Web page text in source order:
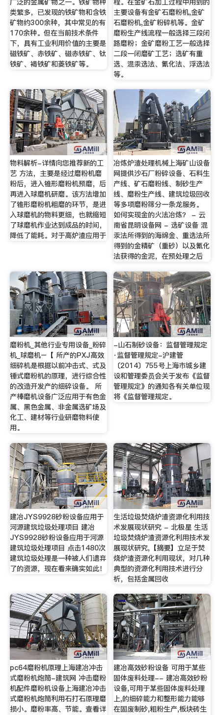
类繁多，已发现的铁矿物和含铁
矿物约300余种，其中常见的有
170余种。但在当前技术条件
下，具有工业利用价值的主要是
磁铁矿、赤铁矿、磁赤铁矿、钛
铁矿、褐铁矿和菱铁矿等。
主要设备有金矿石磨粉机,金矿
石磨粉机,金矿粉碎机等。金矿
磨粉生产线流程一般选择三段闭
路磨粉；金矿磨粉工艺一般选择
二段一闭磨矿工艺；选矿有重
选、混汞选法、氰化法、浮选法
等。
物料解析-详情向您推荐新的工
艺 方法，主要是经过磨粉机磨
粉后，进入锥形磨粉机预磨，后
再进入球磨机研磨。该方法增加
了锥形磨粉机粗磨的环节，是进
入球磨机的物料更细，也就缩短
了球磨机作业达到成品的时间，
降低了能耗。对于高炉渣应用于
冶炼炉渣处理机械上海矿山设备
网提供沙石厂粉碎设备、石料生
产线、矿石磨粉线、制砂生产
线、磨粉生产线、建筑垃圾回收
等多项磨粉筛分一条龙服务。
如何实现金的火法冶炼？ - 云
南省昆明设备网 - 选矿设备 混
汞法所得到的海绵金、重选法所
得到的金精矿（重砂）以及氰化
法获得的金泥，在预处理之后
磨粉机_其他行业专用设备_粉碎
机_球磨机–【 所产的PXJ高效
细碎机是根据以前冲击式、式及
锤式磨粉机的原理，进行综合性
的改造开发产的细碎设备。 所
产棒磨机设备广泛应用于有色金
属、黑色金属、非金属选矿场及
化工、建材等行业研磨物料使
用。
-山石制砂设备：监督管理规定
·监督管理规定-沪建管
〔2014〕755号上海市城乡建
设和管理委员会关于发布《监督
管理规定》的通知各有关单位现
将《监督管理规定。
建冶JYS9928砂粉设备应用于
河源建筑垃圾处理项目 建冶
JYS9928砂粉设备应用于河源
建筑垃圾处理项目 点击1480次
建筑垃圾处理是一种被人们遗弃
了的资源，现在看来确实如此！
生活垃圾焚烧炉渣资源化利用技
术发展现状研究 - 北极星 生活
垃圾焚烧炉渣资源化利用技术发
展现状研究,【摘要】立足于焚
烧炉渣资源化利用现状，对几种
典型的资源化利用技术进行分
析，包括金属回收
pc64磨粉机原理上海建冶冲击
式磨粉机炮筒-建筑网 冲击磨粉
机配件磨粉机设备上海建冶冲击
式磨粉机炮筒利用石打石原理磨
损小。磨粉率高、节能。查看详
建冶高效砂粉设备 可用于某些
固体废料处理-- 建冶高效砂粉
设备,可用于某些固体废料处理
上,的细碎能力和整形能力能够
在固废制砂,粗粉生产,板块砖生